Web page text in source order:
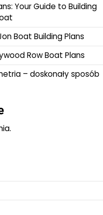
Your Guide to Building
Boat Building Plans
Row Boat Plans
– doskonały sposób